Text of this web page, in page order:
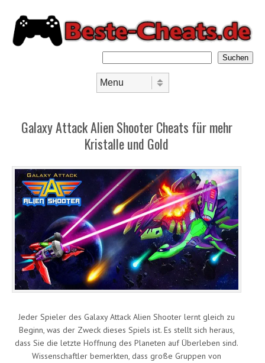
Suchen
Galaxy Attack Alien Shooter Cheats für mehr
Kristalle und Gold
Jeder Spieler des Galaxy Attack Alien Shooter lernt gleich zu
Beginn, was der Zweck dieses Spiels ist. Es stellt sich heraus,
dass Sie die letzte Hoffnung des Planeten auf Überleben sind.
Wissenschaftler bemerkten, dass große Gruppen von